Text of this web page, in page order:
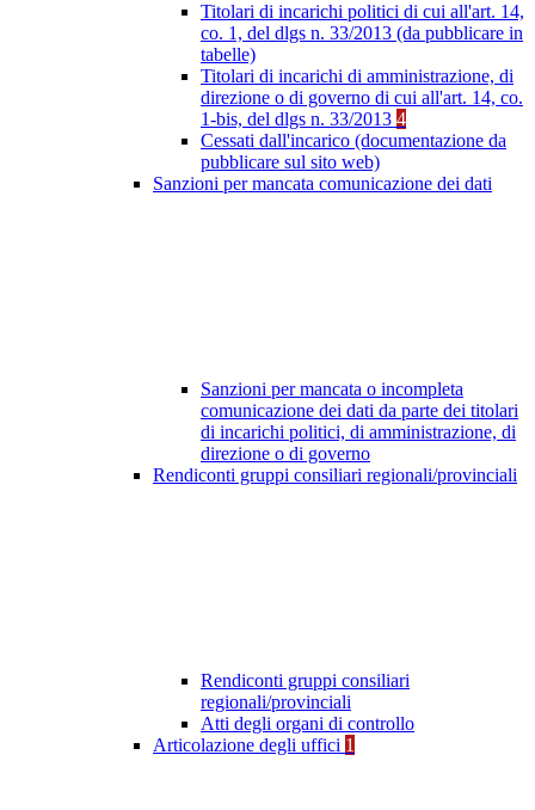
Titolari di incarichi politici di cui all'art. 14,
co. 1, del dlgs n. 33/2013 (da pubblicare in
tabelle)
Titolari di incarichi di amministrazione, di
direzione o di governo di cui all'art. 14, co.
1-bis, del dlgs n. 33/2013 4
Cessati dall'incarico (documentazione da
pubblicare sul sito web)
Sanzioni per mancata comunicazione dei dati
Sanzioni per mancata o incompleta
comunicazione dei dati da parte dei titolari
di incarichi politici, di amministrazione, di
direzione o di governo
Rendiconti gruppi consiliari regionali/provinciali
Rendiconti gruppi consiliari
regionali/provinciali
Atti degli organi di controllo
Articolazione degli uffici 1